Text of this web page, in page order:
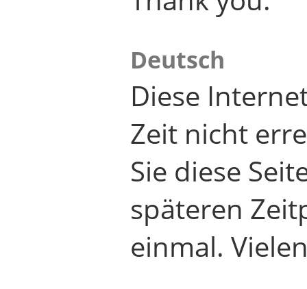
Deutsch
Diese
Zeit nicht
Sie diese
späteren
einmal.